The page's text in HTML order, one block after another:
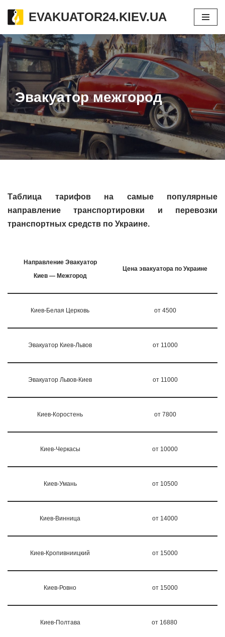
Перейти
к
содержимому
EVAKUATOR24.KIEV.UA
Эвакуатор межгород
Таблица тарифов на самые популярные
направление транспортировки и перевозки
транспортных средств по Украине.
Направление Эвакуатор
Киев — Межгород
Цена эвакуатора по Украине
Киев-Белая Церковь от 4500
Эвакуатор Киев-Львов от 11000
Эвакуатор Львов-Киев от 11000
Киев-Коростень от 7800
Киев-Черкасы от 10000
Киев-Умань от 10500
Киев-Винница от 14000
Киев-Кропивниицкий от 15000
Киев-Ровно от 15000
Киев-Полтава от 16880